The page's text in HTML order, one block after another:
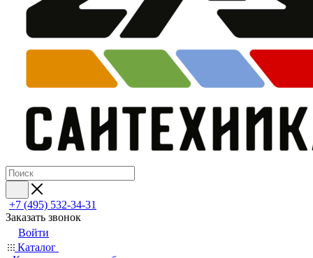
+7 (495) 532‑34‑31
Заказать звонок
Войти
Каталог